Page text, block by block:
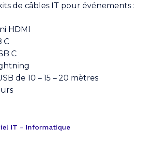
de câbles IT pour événements :
HDMI
C
C
de 10 – 15 – 20 mètres
IT - Informatique